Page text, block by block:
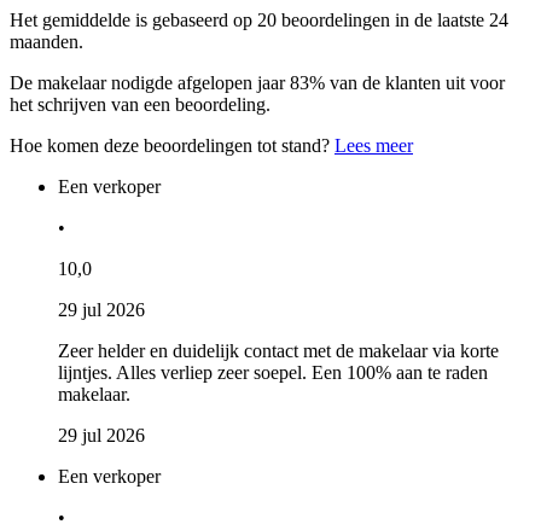
Het gemiddelde is gebaseerd op 20 beoordelingen in de laatste 24
maanden.
De makelaar nodigde afgelopen jaar 83% van de klanten uit voor
het schrijven van een beoordeling.
Hoe komen deze beoordelingen tot stand? Lees meer
Een verkoper
•
10,0
29 jul 2026
Zeer helder en duidelijk contact met de makelaar via korte
lijntjes. Alles verliep zeer soepel. Een 100% aan te raden
makelaar.
29 jul 2026
Een verkoper
•